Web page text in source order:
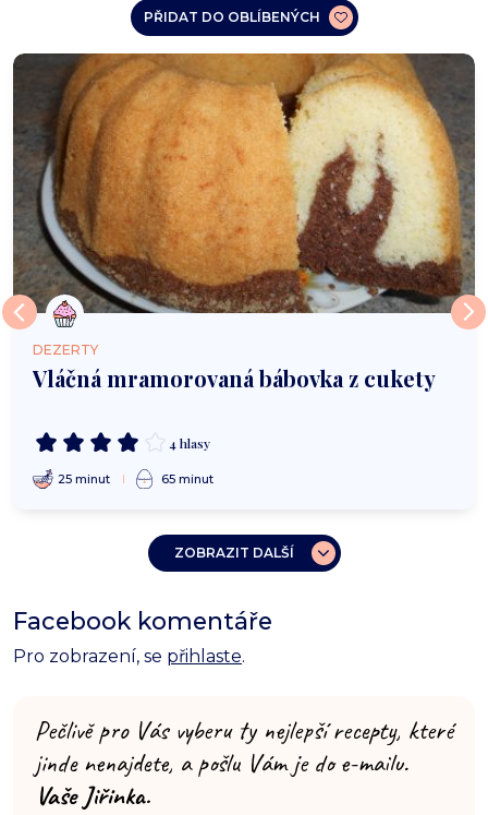
PŘIDAT DO OBLÍBENÝCH
DEZERTY
Vláčná mramorovaná bábovka z cukety
4 hlasy
25 minut 65 minut
ZOBRAZIT DALŠÍ
Facebook komentáře
Pro zobrazení, se přihlaste.
Pečlivě pro Vás vyberu ty nejlepší recepty, které
jinde nenajdete, a pošlu Vám je do e-mailu.
Vaše Jiřinka.